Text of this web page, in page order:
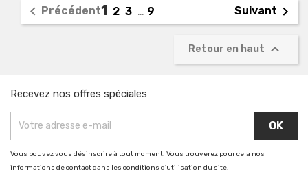
 Précédent1 2 3 … 9 Suivant 
Retour en haut 
Recevez nos offres spéciales
Vous pouvez vous désinscrire à tout moment. Vous trouverez pour cela nos
informations de contact dans les conditions d'utilisation du site.